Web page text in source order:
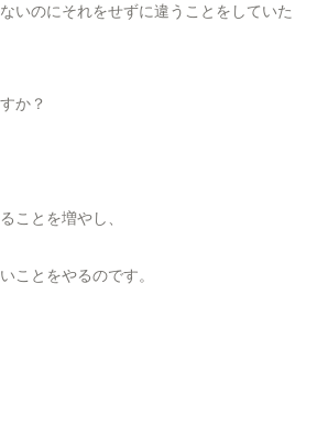
いのにそれをせずに違うことをしていた
か？
ことを増やし、
ことをやるのです。